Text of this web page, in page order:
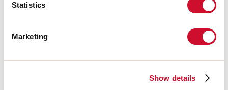
Statistics
Marketing
Show details
ACCESSOIRES sont disponibles dans la
section download de la famille des